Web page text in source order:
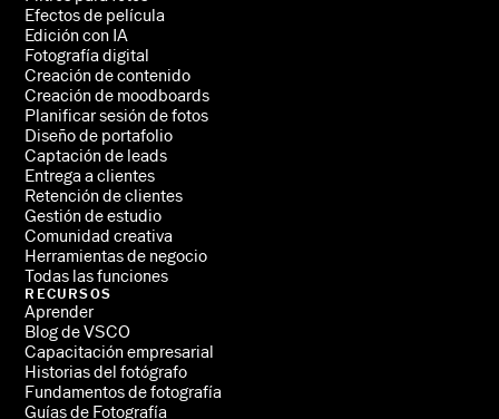
Efectos de película
Edición con IA
Fotografía digital
Creación de contenido
Creación de moodboards
Planificar sesión de fotos
Diseño de portafolio
Captación de leads
Entrega a clientes
Retención de clientes
Gestión de estudio
Comunidad creativa
Herramientas de negocio
Todas las funciones
RECURSOS
Aprender
Blog de VSCO
Capacitación empresarial
Historias del fotógrafo
Fundamentos de fotografía
Guías de Fotografía